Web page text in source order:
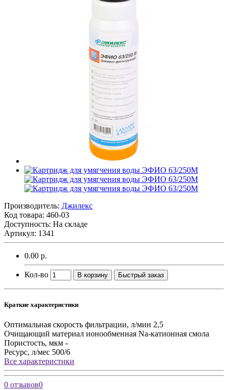
Производитель: Джилекс
Код товара: 460-03
Доступность: На складе
Артикул: 1341
0.00 р.
Кол-во В корзину Быстрый заказ
Краткие характеристики
Оптимальная скорость фильтрации, л/мин 2,5
Очищающий материал ионообменная Na-катионная смола
Пористость, мкм -
Ресурс, л/мес 500/6
Все характеристики
0 отзывов0